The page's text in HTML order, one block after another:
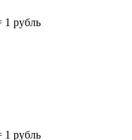
1 рубль
1 рубль